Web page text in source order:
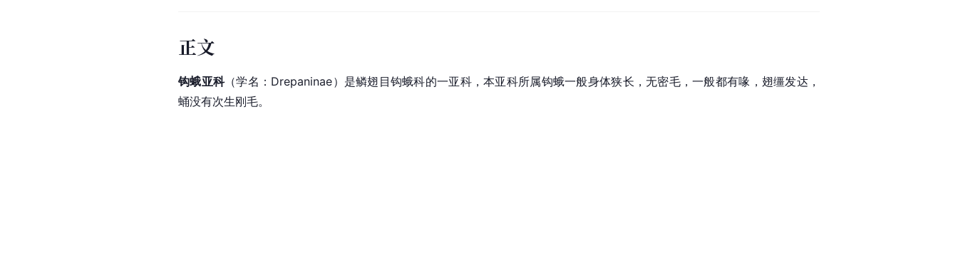
正文
钩蛾亚科（学名：Drepaninae）是鳞翅目钩蛾科的一亚科，本亚科所属钩蛾一般身体狭长，无密毛，一般都有喙，翅缰发达，
蛹没有次生刚毛。